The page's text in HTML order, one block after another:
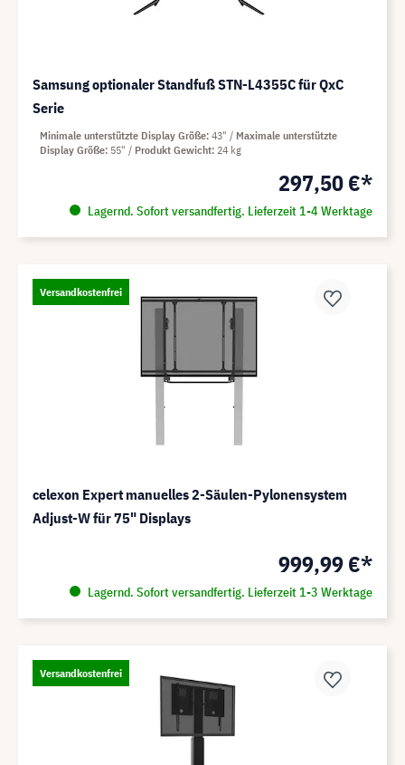
Samsung optionaler Standfuß STN-L4355C für QxC
Serie
297,50 €*
Lagernd. Sofort versandfertig. Lieferzeit 1-4 Werktage
Minimale unterstützte Display Größe 43"
Maximale unterstützte
Display Größe 55" Produkt Gewicht 24 kg
Versandkostenfrei
celexon Expert manuelles 2-Säulen-Pylonensystem
Adjust-W für 75" Displays
999,99 €*
Lagernd. Sofort versandfertig. Lieferzeit 1-3 Werktage
Versandkostenfrei